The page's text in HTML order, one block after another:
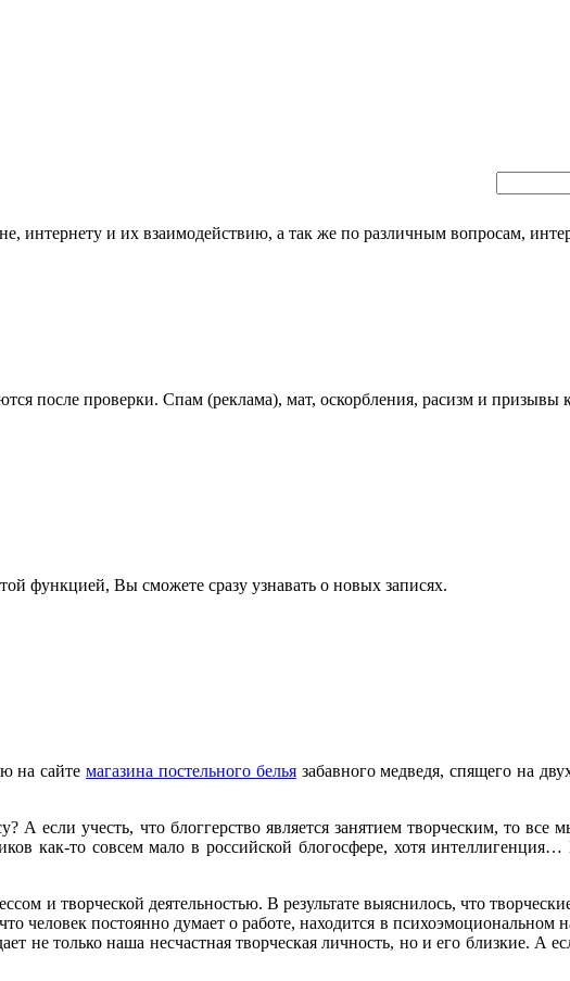
интернету и их взаимодействию, а так же по различным вопросам,
после проверки. Спам (реклама), мат, оскорбления, расизм и
функцией, Вы сможете сразу узнавать о новых записях.
на сайтемагазина постельного бельязабавного медведя, спящего на
А если учесть, что блоггерство является занятием творческим, то
как-то совсем мало в российской блогосфере, хотя
и творческой деятельностью. В результате выяснилось, что
человек постоянно думает о работе, находится в
не только наша несчастная творческая личность, но и его близкие. А